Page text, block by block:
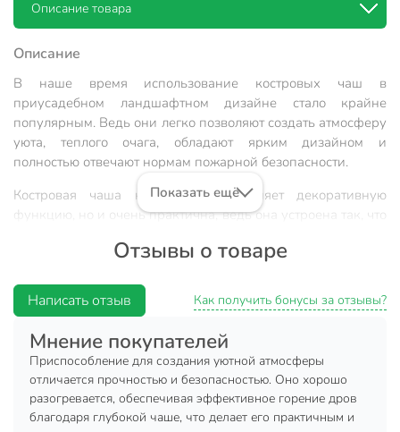
Описание товара
Описание
В наше время использование костровых чаш в
приусадебном ландшафтном дизайне стало крайне
популярным. Ведь они легко позволяют создать атмосферу
уюта, теплого очага, обладают ярким дизайном и
полностью отвечают нормам пожарной безопасности.
Костровая чаша не только выполняет декоративную
функцию, но и очень практична, ведь она устроена так, что
шампуров. Это станет отличным дополнением к
В дизайне чаши используются величественные
дизайн обладает эффектностью, силой и окажет
непревзойденное впечатление на ваших гостей.
При разведении огня, языки пламени превращают
поверхность чаши в полотно с изображениями ярко-
Показать ещё
Отзывы о товаре
Написать отзыв Как получить бонусы за отзывы?
Мнение покупателей
Приспособление для создания уютной атмосферы
отличается прочностью и безопасностью. Оно хорошо
разогревается, обеспечивая эффективное горение дров
благодаря глубокой чаше, что делает его практичным и